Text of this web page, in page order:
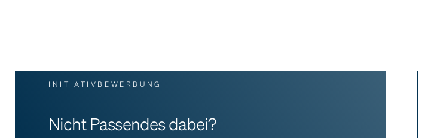
INITIATIVBEWERBUNG
Nicht Passendes dabei?